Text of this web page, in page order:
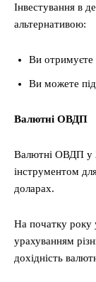
Інвестування в
альтернативою:
Ви отримуєте
Ви можете
Валютні ОВДП
Валютні ОВДП у
інструментом
доларах.
На початку року
урахуванням
дохідність